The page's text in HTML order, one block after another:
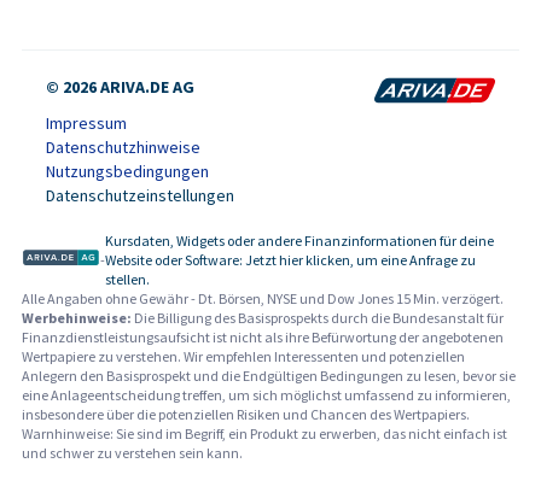
© 2026 ARIVA.DE AG
Impressum
Datenschutzhinweise
Nutzungsbedingungen
Datenschutzeinstellungen
-
Kursdaten, Widgets oder andere Finanzinformationen für deine
Website oder Software: Jetzt hier klicken, um eine Anfrage zu
stellen.
Alle Angaben ohne Gewähr - Dt. Börsen, NYSE und Dow Jones 15 Min. verzögert.
Werbehinweise: Die Billigung des Basisprospekts durch die Bundesanstalt für
Finanzdienstleistungsaufsicht ist nicht als ihre Befürwortung der angebotenen
Wertpapiere zu verstehen. Wir empfehlen Interessenten und potenziellen
Anlegern den Basisprospekt und die Endgültigen Bedingungen zu lesen, bevor sie
eine Anlageentscheidung treffen, um sich möglichst umfassend zu informieren,
insbesondere über die potenziellen Risiken und Chancen des Wertpapiers.
Warnhinweise: Sie sind im Begriff, ein Produkt zu erwerben, das nicht einfach ist
und schwer zu verstehen sein kann.